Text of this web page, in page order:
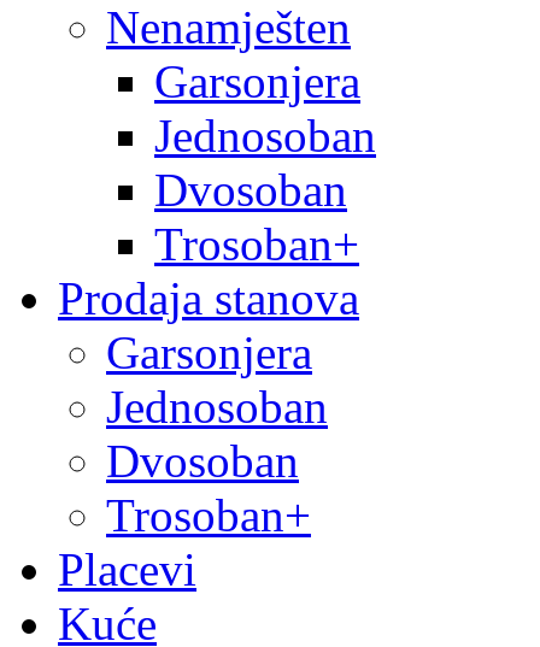
Nenamješten
Garsonjera
Jednosoban
Dvosoban
Trosoban+
Prodaja stanova
Garsonjera
Jednosoban
Dvosoban
Trosoban+
Placevi
Kuće